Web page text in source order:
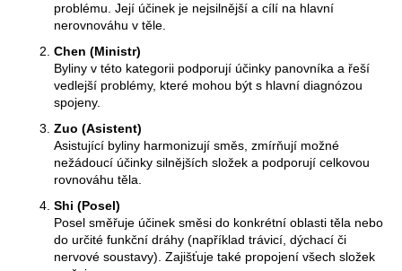
problému. Její účinek je nejsilnější a cílí na hlavní
nerovnováhu v těle.
Chen (Ministr)
Byliny v této kategorii podporují účinky panovníka a řeší
vedlejší problémy, které mohou být s hlavní diagnózou
spojeny.
Zuo (Asistent)
Asistující byliny harmonizují směs, zmírňují možné
nežádoucí účinky silnějších složek a podporují celkovou
rovnováhu těla.
Shi (Posel)
Posel směřuje účinek směsi do konkrétní oblasti těla nebo
do určité funkční dráhy (například trávicí, dýchací či
nervové soustavy). Zajišťuje také propojení všech složek